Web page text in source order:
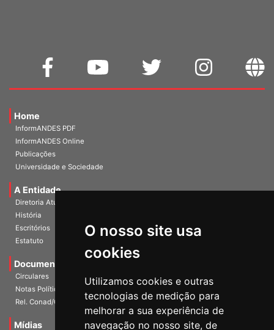
O nosso site usa
cookies
Utilizamos cookies e outras
tecnologias de medição para
melhorar a sua experiência de
navegação no nosso site, de
Home
InformANDES PDF
InformANDES Online
Publicações
Universidade e Sociedade
A Entidade
Diretoria Atual
História
Escritórios
Estatuto
Documentos
Circulares
Notas Políticas
Rel. Conad/Congresso
Mídias